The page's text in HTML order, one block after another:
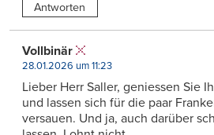
Antworten
Vollbinär
28.01.2026 um 11:23
Lieber Herr Saller, geniessen Sie
und lassen sich für die paar
versauen. Und ja, auch darüber